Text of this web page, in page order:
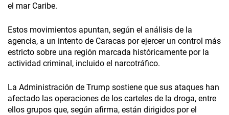
el mar Caribe.
Estos movimientos apuntan, según el análisis de la
agencia, a un intento de Caracas por ejercer un control más
estricto sobre una región marcada históricamente por la
actividad criminal, incluido el narcotráfico.
La Administración de Trump sostiene que sus ataques han
afectado las operaciones de los carteles de la droga, entre
ellos grupos que, según afirma, están dirigidos por el